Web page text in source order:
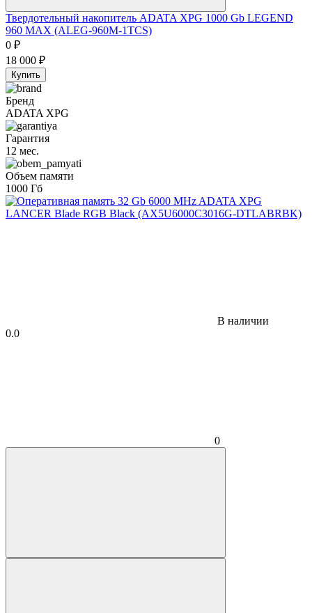
Твердотельный накопитель ADATA XPG 1000 Gb LEGEND
960 MAX (ALEG-960M-1TCS)
0 ₽
18 000 ₽
Купить
Бренд
ADATA XPG
Гарантия
12 мес.
Объем памяти
1000 Гб
В наличии
0.0
0